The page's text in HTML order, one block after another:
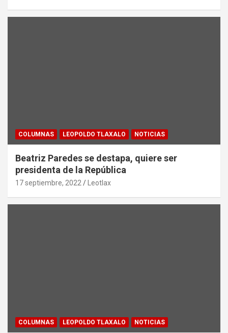
COLUMNAS LEOPOLDO TLAXALO NOTICIAS
Beatriz Paredes se destapa, quiere ser
presidenta de la República
17 septiembre, 2022 Leotlax
COLUMNAS LEOPOLDO TLAXALO NOTICIAS